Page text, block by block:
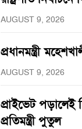
AUGUST 9, 2026
প্রধানমন্ত্রী
AUGUST 9, 2026
প্রাইভেট
প্রতিমন্ত্রী পুতুল